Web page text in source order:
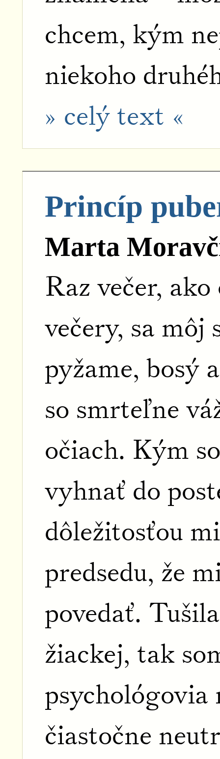
chcem, kým
niekoho
» celý text «
Princíp
Marta
Raz večer,
večery, sa
pyžame, bosý
so smrteľne
očiach. Kým
vyhnať do
dôležitosťou
predsedu, že
povedať.
žiackej, tak
čiastočne